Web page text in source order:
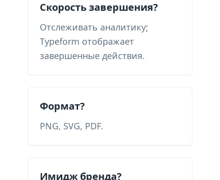
Скорость завершения?
Отслеживать аналитику;
Typeform отображает
завершенные действия.
Формат?
PNG, SVG, PDF.
Имидж бренда?